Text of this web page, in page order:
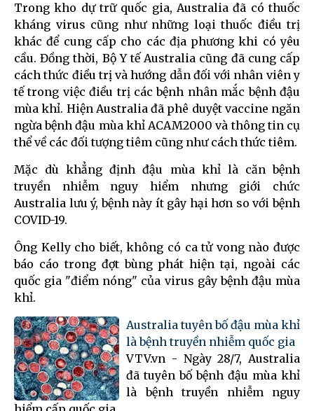
Trong kho dự trữ quốc gia, Australia đã có thuốc
kháng virus cũng như những loại thuốc điều trị
khác để cung cấp cho các địa phương khi có yêu
cầu. Đồng thời, Bộ Y tế Australia cũng đã cung cấp
cách thức điều trị và hướng dẫn đối với nhân viên y
tế trong việc điều trị các bệnh nhân mắc bệnh đậu
mùa khỉ. Hiện Australia đã phê duyệt vaccine ngăn
ngừa bệnh đậu mùa khỉ ACAM2000 và thông tin cụ
thể về các đối tượng tiêm cũng như cách thức tiêm.
Mặc dù khẳng định đậu mùa khỉ là căn bệnh
truyền nhiễm nguy hiểm nhưng giới chức
Australia lưu ý, bệnh này ít gây hại hơn so với bệnh
COVID-19.
Ông Kelly cho biết, không có ca tử vong nào được
báo cáo trong đợt bùng phát hiện tại, ngoài các
quốc gia "điểm nóng" của virus gây bệnh đậu mùa
khỉ.
Australia tuyên bố đậu mùa khỉ
là bệnh truyền nhiễm quốc gia
VTV.vn - Ngày 28/7, Australia
đã tuyên bố bệnh đậu mùa khỉ
là bệnh truyền nhiễm nguy